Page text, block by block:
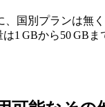
、国別プランは
1 GBから50 GB